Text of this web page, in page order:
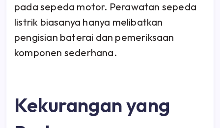
pada sepeda motor. Perawatan sepeda
listrik biasanya hanya melibatkan
pengisian baterai dan pemeriksaan
komponen sederhana.
Kekurangan yang